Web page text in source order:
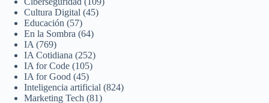
Cultura Digital (45)
Educación (57)
En la Sombra (64)
IA (769)
IA Cotidiana (252)
IA for Code (105)
IA for Good (45)
Inteligencia artificial (824)
Marketing Tech (81)